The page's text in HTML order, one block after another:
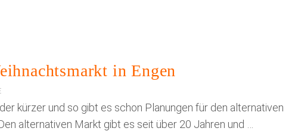
in Engen
kürzer und so gibt es schon Planungen für den alternativen
alternativen Markt gibt es seit über 20 Jahren und …